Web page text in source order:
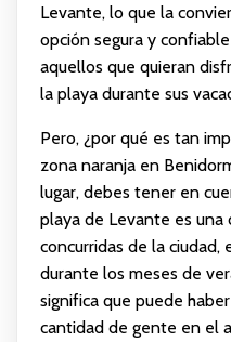
Levante, lo que la
opción segura y
aquellos que quieran
la playa durante sus
Pero, ¿por qué es tan
zona naranja en
lugar, debes tener en
playa de Levante es una
concurridas de la ciudad,
durante los meses de
significa que puede
cantidad de gente en el